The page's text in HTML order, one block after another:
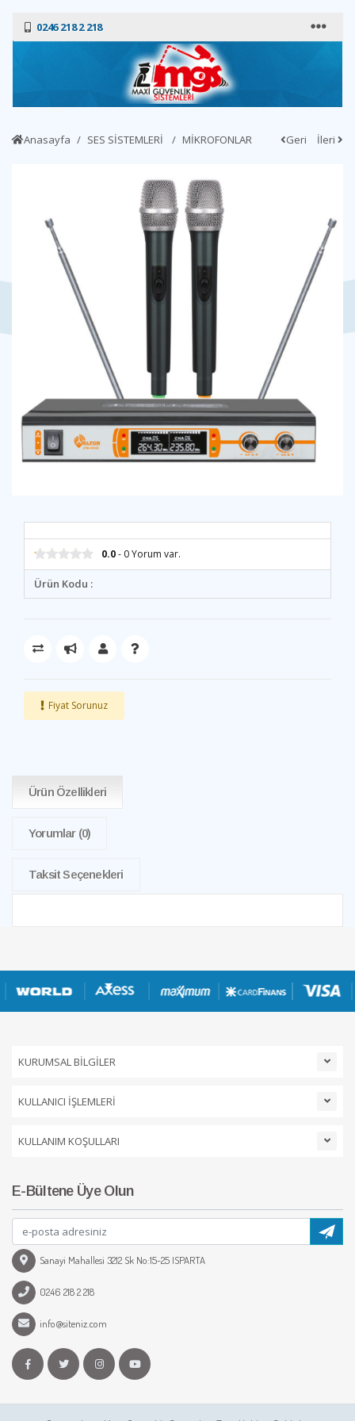
0246 218 2 218
Anasayfa SES SİSTEMLERİ MİKROFONLAR Geri İleri
0.0- 0 Yorum var.
Ürün Kodu :
Fiyat Sorunuz
Ürün Özellikleri
Yorumlar (0)
Taksit Seçenekleri
KURUMSAL BİLGİLER
KULLANICI İŞLEMLERİ
KULLANIM KOŞULLARI
E-Bültene Üye Olun
Sanayi Mahallesi 3212 Sk No:15-25 ISPARTA
0246 218 2 218
info@siteniz.com